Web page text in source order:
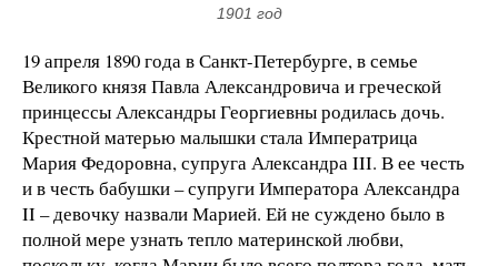
1901 год
19 апреля 1890 года в Санкт-Петербурге, в семье
Великого князя Павла Александровича и греческой
принцессы Александры Георгиевны родилась дочь.
Крестной матерью малышки стала Императрица
Мария Федоровна, супруга Александра III. В ее честь
и в честь бабушки – супруги Императора Александра
II – девочку назвали Марией. Ей не суждено было в
полной мере узнать тепло материнской любви,